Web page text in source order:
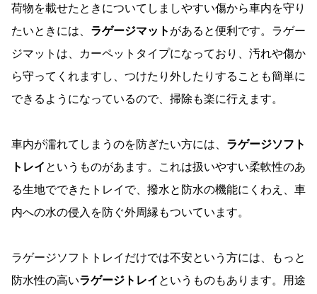
荷物を載せたときについてしましやすい傷から車内を守り
たいときには、 ラゲージマット があると便利です。ラゲー
ジマットは、カーペットタイプになっており、汚れや傷か
ら守ってくれますし、つけたり外したりすることも簡単に
できるようになっているので、掃除も楽に行えます。
車内が濡れてしまうのを防ぎたい方には、 ラゲージソフト
トレイ というものがあます。これは扱いやすい柔軟性のあ
る生地でできたトレイで、撥水と防水の機能にくわえ、車
内への水の侵入を防ぐ外周縁もついています。
ラゲージソフトトレイだけでは不安という方には、もっと
防水性の高いラゲージトレイ というものもあります。用途